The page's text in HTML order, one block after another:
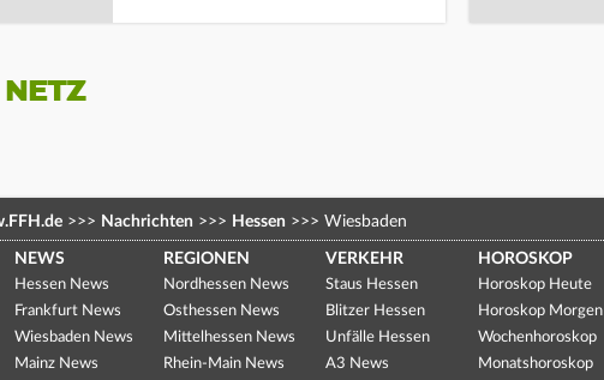
>>> Nachrichten >>> Hessen >>> Wiesbaden
NEWS
Hessen News
Frankfurt News
Wiesbaden News
Mainz News
REGIONEN
Nordhessen News
Osthessen News
Mittelhessen News
Rhein-Main News
VERKEHR
Staus Hessen
Blitzer Hessen
Unfälle Hessen
A3 News
HOROSKOP
Horoskop Heute
Horoskop Morgen
Wochenhoroskop
Monatshoroskop